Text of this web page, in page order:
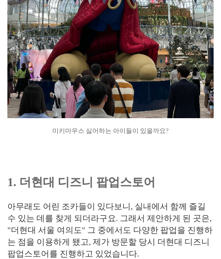
미키마우스 싫어하는 아이들이 있을까요?
1. 더현대 디즈니 팝업스토어
아무래도 어린 조카들이 있다보니, 실내에서 함께 즐길
수 있는 데를 찾게 되더라구요. 그래서 제안하게 된 곳은,
"더현대 서울 여의도" 그 중에서도 다양한 팝업을 진행하
는 점을 이용하게 됐고, 제가 방문할 당시 더현대 디즈니
팝업스토어를 진행하고 있었습니다.